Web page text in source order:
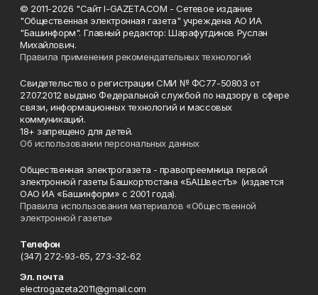
© 2011-2026 "Сайт I-GAZETA.COM - Сетевое издание
"Общественная электронная газета" учреждена АО ИА
"Башинформ". Главный редактор: Шарафутдинов Руслан
Михайлович.
Правила применения рекомендательных технологий
Свидетельство о регистрации СМИ № ФС77-50803 от
27.07.2012 выдано Федеральной службой по надзору в сфере
связи, информационных технологий и массовых
коммуникаций.
18+ запрещено для детей.
Об использовании персональных данных
Общественная электрогазета - правопреемница первой
электронной газеты Башкортостана «БАШвестЪ» (издается
ОАО ИА «Башинформ» с 2001 года).
Правила использования материалов «Общественной
электронной газеты»
Телефон
(347) 272-93-65, 273-32-62
Эл. почта
electrogazeta2011@gmail.com